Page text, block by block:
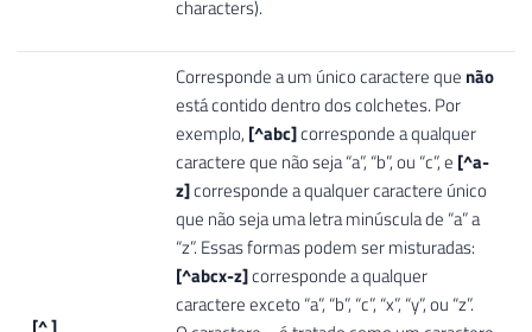
characters).
Corresponde a um único caractere que não
está contido dentro dos colchetes. Por
exemplo, [^abc]corresponde a qualquer
caractere que não seja “a”, “b”, ou “c”, e [^a-
z]corresponde a qualquer caractere único
que não seja uma letra minúscula de “a” a
“z”. Essas formas podem ser misturadas:
[^abcx-z]corresponde a qualquer
caractere exceto “a”, “b”, “c”, “x”, “y”, ou “z”.